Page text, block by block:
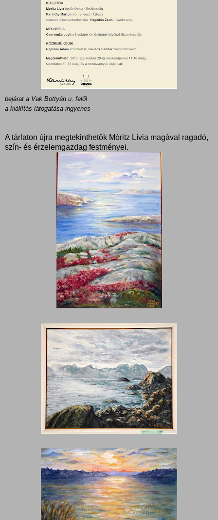
bejárat a Vak Bottyán u. felől
a kiállítás látogatása ingyenes
A tárlaton újra megtekinthetők Móritz Lívia magával ragadó,
szín- és érzelemgazdag festményei.